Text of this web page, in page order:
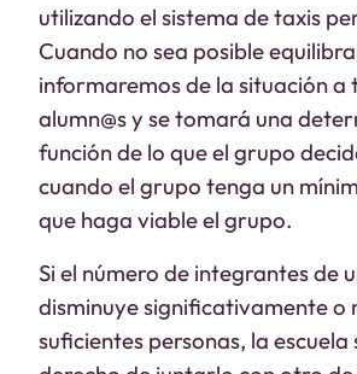
utilizando el sistema de taxis
Cuando no sea posible
informaremos de la situación a
alumn@s y se tomará una
función de lo que el grupo
cuando el grupo tenga un
que haga viable el grupo.
Si el número de integrantes de
disminuye significativamente o
suficientes personas, la escuela